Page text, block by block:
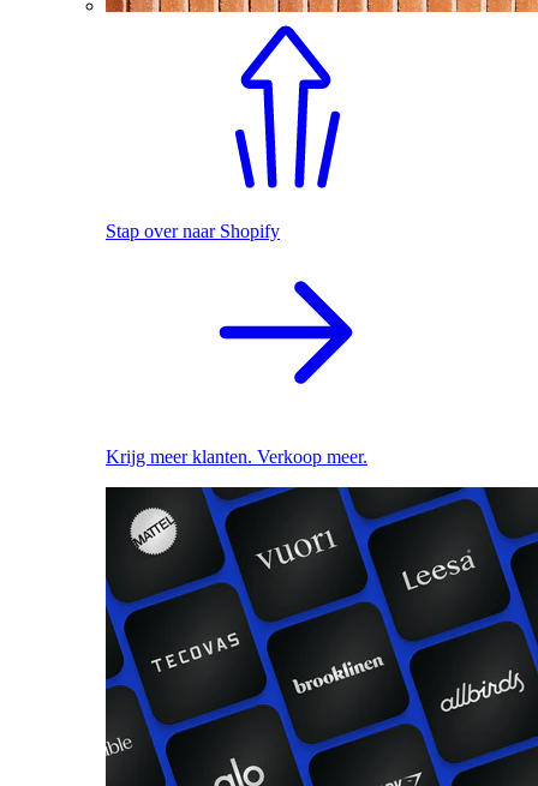
Stap over naar Shopify
Krijg meer klanten. Verkoop meer.